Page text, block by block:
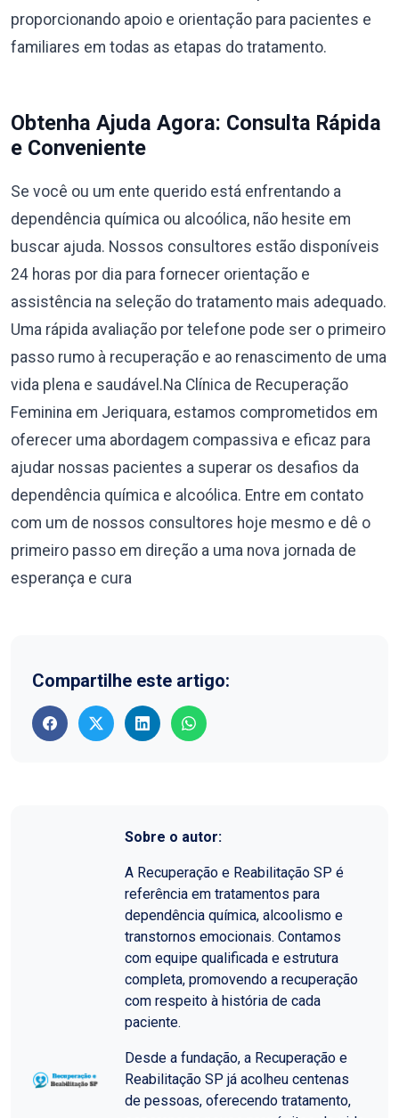
proporcionando apoio e orientação para pacientes e
familiares em todas as etapas do tratamento.
Obtenha Ajuda Agora: Consulta Rápida
e Conveniente
Se você ou um ente querido está enfrentando a
dependência química ou alcoólica, não hesite em
buscar ajuda. Nossos consultores estão disponíveis
24 horas por dia para fornecer orientação e
assistência na seleção do tratamento mais adequado.
Uma rápida avaliação por telefone pode ser o primeiro
passo rumo à recuperação e ao renascimento de uma
vida plena e saudável.Na Clínica de Recuperação
Feminina em Jeriquara, estamos comprometidos em
oferecer uma abordagem compassiva e eficaz para
ajudar nossas pacientes a superar os desafios da
dependência química e alcoólica. Entre em contato
com um de nossos consultores hoje mesmo e dê o
primeiro passo em direção a uma nova jornada de
esperança e cura
Compartilhe este artigo:
Sobre o autor:
A Recuperação e Reabilitação SP é
referência em tratamentos para
dependência química, alcoolismo e
transtornos emocionais. Contamos
com equipe qualificada e estrutura
completa, promovendo a recuperação
com respeito à história de cada
paciente.
Desde a fundação, a Recuperação e
Reabilitação SP já acolheu centenas
de pessoas, oferecendo tratamento,